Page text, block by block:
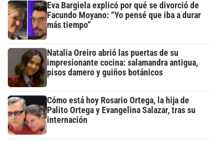
Eva Bargiela explicó por qué se divorció de
Facundo Moyano: “Yo pensé que iba a durar
más tiempo”
Natalia Oreiro abrió las puertas de su
impresionante cocina: salamandra antigua,
pisos damero y guiños botánicos
Cómo está hoy Rosario Ortega, la hija de
Palito Ortega y Evangelina Salazar, tras su
internación